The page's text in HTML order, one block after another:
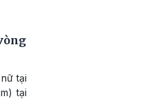
tại
tại